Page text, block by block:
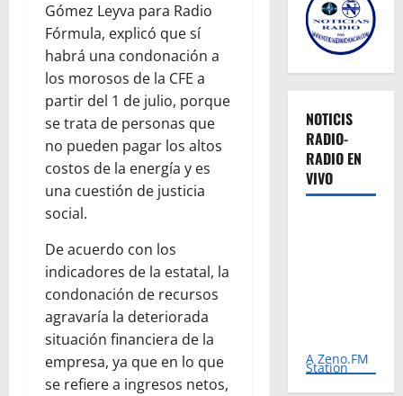
Gómez Leyva para Radio
Fórmula, explicó que sí
habrá una condonación a
los morosos de la CFE a
partir del 1 de julio, porque
se trata de personas que
no pueden pagar los altos
costos de la energía y es
una cuestión de justicia
social.
De acuerdo con los
indicadores de la estatal, la
condonación de recursos
agravaría la deteriorada
situación financiera de la
empresa, ya que en lo que
se refiere a ingresos netos,
NOTICIS
RADIO-
RADIO EN
VIVO
A Zeno.FM
Station